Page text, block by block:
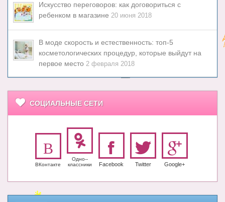
Искусство переговоров: как договориться с
ребенком в магазине 20 июня 2018
В моде скорость и естественность: топ-5
косметологических процедур, которые выйдут на
первое место 2 февраля 2018
СОЦИАЛЬНЫЕ СЕТИ
ВКонтакте
Одно-­
класс­ники
Facebook Twitter Google+